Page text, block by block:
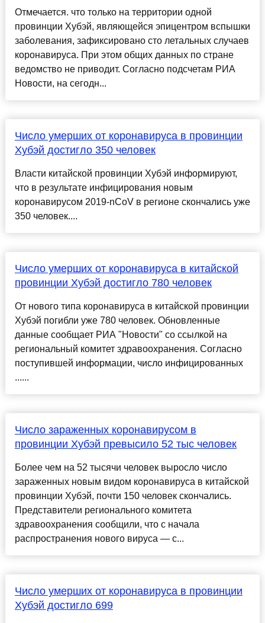
Отмечается. что только на территории одной
провинции Хубэй, являющейся эпицентром вспышки
заболевания, зафиксировано сто летальных случаев
коронавируса. При этом общих данных по стране
ведомство не приводит. Согласно подсчетам РИА
Новости, на сегодн...
Число умерших от коронавируса в провинции
Хубэй достигло 350 человек
Власти китайской провинции Хубэй информируют,
что в результате инфицирования новым
коронавирусом 2019-nCoV в регионе скончались уже
350 человек....
Число умерших от коронавируса в китайской
провинции Хубэй достигло 780 человек
От нового типа коронавируса в китайской провинции
Хубэй погибли уже 780 человек. Обновленные
данные сообщает РИА "Новости" со ссылкой на
региональный комитет здравоохранения. Согласно
поступившей информации, число инфицированных
......
Число зараженных коронавирусом в
провинции Хубэй превысило 52 тыс человек
Более чем на 52 тысячи человек выросло число
зараженных новым видом коронавируса в китайской
провинции Хубэй, почти 150 человек скончались.
Представители регионального комитета
здравоохранения сообщили, что с начала
распространения нового вируса — с...
Число умерших от коронавируса в провинции
Хубэй достигло 699